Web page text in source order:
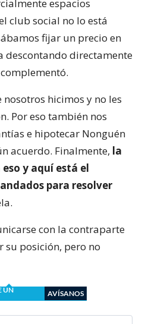
espacios
club social no lo está
fijar un precio en
descontando directamente
nosotros hicimos y no les
Por eso también nos
e hipotecar Nonguén
acuerdo. Finalmente, la
y aquí está el
para resolver
con la contraparte
su posición, pero no
UN
AVÍSANOS